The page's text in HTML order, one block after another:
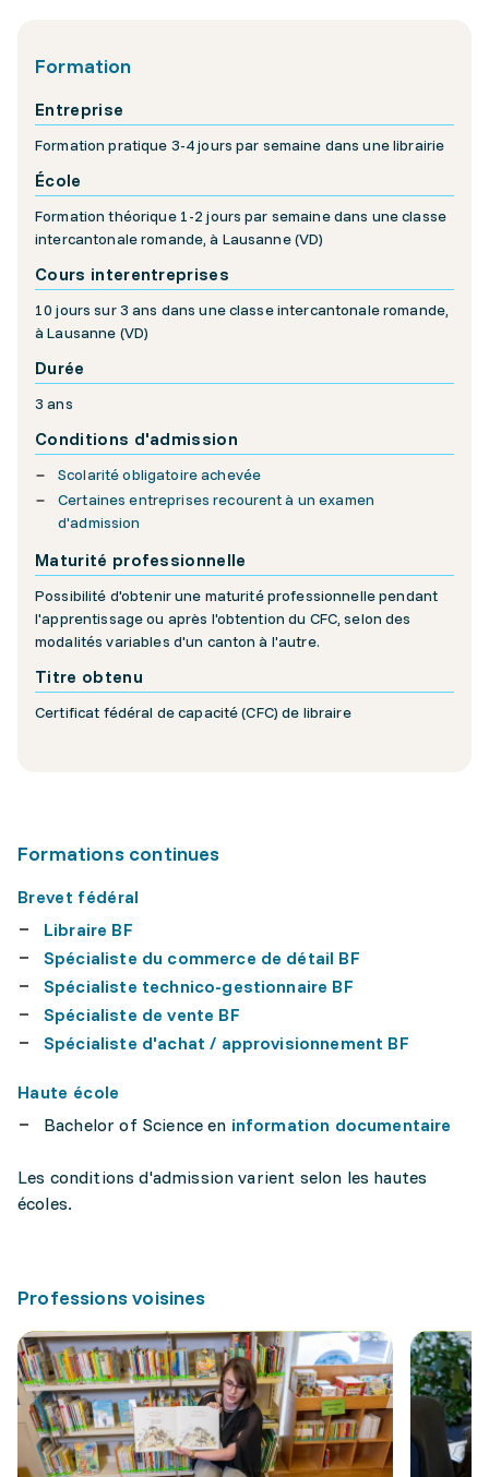
Formation
Entreprise
Formation pratique 3-4 jours par semaine dans une librairie
École
Formation théorique 1-2 jours par semaine dans une classe
intercantonale romande, à Lausanne (VD)
Cours interentreprises
10 jours sur 3 ans dans une classe intercantonale romande,
à Lausanne (VD)
Durée
3 ans
Conditions d'admission
Scolarité obligatoire achevée
Certaines entreprises recourent à un examen
d'admission
Maturité professionnelle
Possibilité d'obtenir une maturité professionnelle pendant
l'apprentissage ou après l'obtention du CFC, selon des
modalités variables d'un canton à l'autre.
Titre obtenu
Certificat fédéral de capacité (CFC) de libraire
Formations continues
Brevet fédéral
Libraire BF
Spécialiste du commerce de détail BF
Spécialiste technico-gestionnaire BF
Spécialiste de vente BF
Spécialiste d'achat / approvisionnement BF
Haute école
Bachelor of Science en information documentaire
Les conditions d'admission varient selon les hautes
écoles.
Professions voisines